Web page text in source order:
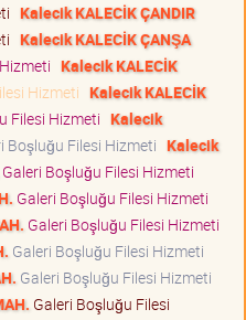
Kalecik KALECİK ÇANDIR
Kalecik KALECİK ÇANŞA
Kalecik KALECİK
Hizmeti Kalecik KALECİK
Filesi Hizmeti Kalecik
Boşluğu Filesi Hizmeti Kalecik
Galeri Boşluğu Filesi Hizmeti
Galeri Boşluğu Filesi Hizmeti
Galeri Boşluğu Filesi Hizmeti
Galeri Boşluğu Filesi Hizmeti
Galeri Boşluğu Filesi Hizmeti
Galeri Boşluğu Filesi